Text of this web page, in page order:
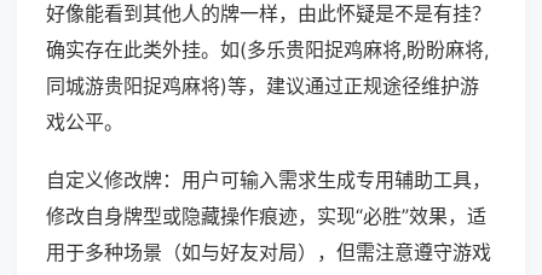
好像能看到其他人的牌一样，由此怀疑是不是有挂？
确实存在此类外挂。如(多乐贵阳捉鸡麻将,盼盼麻将,
同城游贵阳捉鸡麻将)等，建议通过正规途径维护游
戏公平。
自定义修改牌：用户可输入需求生成专用辅助工具，
修改自身牌型或隐藏操作痕迹，实现“必胜”效果，适
用于多种场景（如与好友对局），但需注意遵守游戏